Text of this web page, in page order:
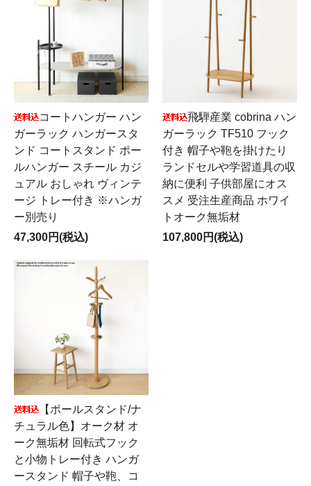
コートハンガー ハン
ガーラック ハンガースタ
ンド コートスタンド ポー
ルハンガー スチール カジ
ュアル おしゃれ ヴィンテ
ージ トレー付き ※ハンガ
ー別売り
47,300円(税込)
飛騨産業 cobrina ハン
ガーラック TF510 フック
付き 帽子や鞄を掛けたり
ランドセルや学習道具の収
納に便利 子供部屋にオス
スメ 受注生産商品 ホワイ
トオーク無垢材
107,800円(税込)
【ポールスタンド/ナ
チュラル色】オーク材 オ
ーク無垢材 回転式フック
と小物トレー付き ハンガ
ースタンド 帽子や鞄、コ